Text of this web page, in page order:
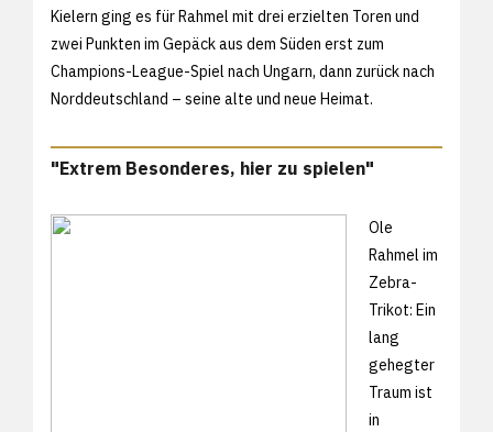
Kielern ging es für Rahmel mit drei erzielten Toren und
zwei Punkten im Gepäck aus dem Süden erst zum
Champions-League-Spiel nach Ungarn, dann zurück nach
Norddeutschland – seine alte und neue Heimat.
"Extrem Besonderes, hier zu spielen"
Ole
Rahmel im
Zebra-
Trikot: Ein
lang
gehegter
Traum ist
in